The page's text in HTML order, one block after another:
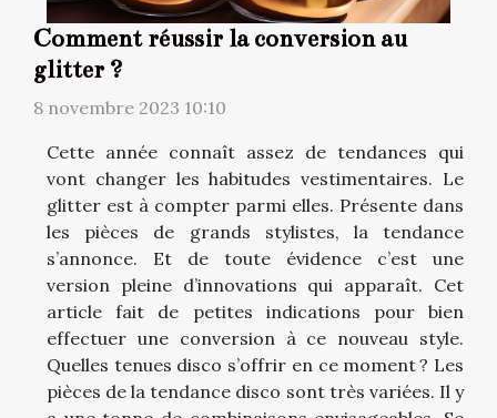
Comment réussir la conversion au
glitter ?
8 novembre 2023 10:10
Cette année connaît assez de tendances qui
vont changer les habitudes vestimentaires. Le
glitter est à compter parmi elles. Présente dans
les pièces de grands stylistes, la tendance
s’annonce. Et de toute évidence c’est une
version pleine d’innovations qui apparaît. Cet
article fait de petites indications pour bien
effectuer une conversion à ce nouveau style.
Quelles tenues disco s’offrir en ce moment ? Les
pièces de la tendance disco sont très variées. Il y